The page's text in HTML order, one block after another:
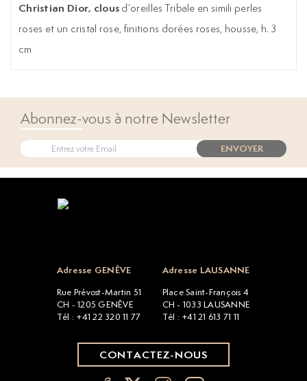
Christian Dior, clous d’oreilles Tribale en simili perles
roses et un cristal rose, finitions dorées roses, housse, h. 3
cm
Abonnez-vous à notre Newsletter
ENVOYER
Adresse GENÈVE
Rue Prévost-Martin 51
CH - 1205 GENÈVE
Tél : +41 22 320 11 77
Adresse LAUSANNE
Place Saint-François 4
CH - 1033 LAUSANNE
Tél : +41 21 613 71 11
CONTACTEZ-NOUS